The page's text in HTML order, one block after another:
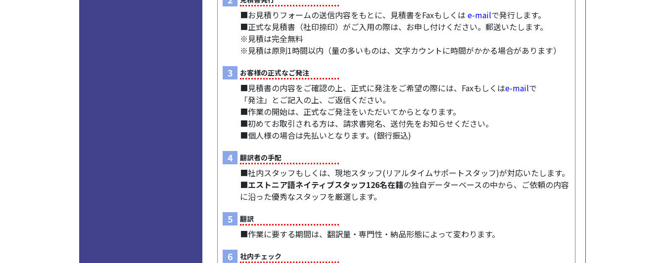
■お見積りフォームの送信内容をもとに、見積書をFaxもしくは e-mailで発行します。
■正式な見積書（社印捺印）がご入用の際は、お申し付けください。郵送いたします。
※見積は完全無料
※見積は原則1時間以内（量の多いものは、文字カウントに時間がかかる場合があります）
3 お客様の正式なご発注
■見積書の内容をご確認の上、正式に発注をご希望の際には、Faxもしくはe-mailで
「発注」とご記入の上、ご返信ください。
■作業の開始は、正式なご発注をいただいてからとなります。
■初めてお取引される方は、請求書宛名、送付先をお知らせください。
■個人様の場合は先払いとなります。(銀行振込)
4 翻訳者の手配
■社内スタッフもしくは、現地スタッフ(リアルタイムサポートスタッフ)が対応いたします。
■エストニア語ネイティブスタッフ126名在籍の独自データーベースの中から、ご依頼の内容
に沿った優秀なスタッフを厳選します。
5 翻訳
■作業に要する期間は、翻訳量・専門性・納品形態によって変わります。
6 社内チェック